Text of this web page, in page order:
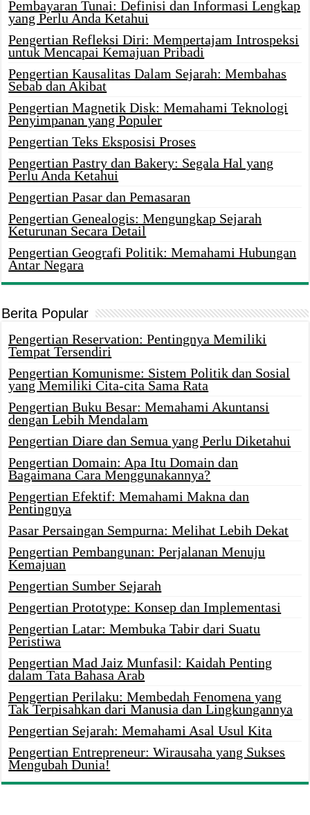
Pembayaran Tunai: Definisi dan Informasi Lengkap
yang Perlu Anda Ketahui
Pengertian Refleksi Diri: Mempertajam Introspeksi
untuk Mencapai Kemajuan Pribadi
Pengertian Kausalitas Dalam Sejarah: Membahas
Sebab dan Akibat
Pengertian Magnetik Disk: Memahami Teknologi
Penyimpanan yang Populer
Pengertian Teks Eksposisi Proses
Pengertian Pastry dan Bakery: Segala Hal yang
Perlu Anda Ketahui
Pengertian Pasar dan Pemasaran
Pengertian Genealogis: Mengungkap Sejarah
Keturunan Secara Detail
Pengertian Geografi Politik: Memahami Hubungan
Antar Negara
Berita Popular
Pengertian Reservation: Pentingnya Memiliki
Tempat Tersendiri
Pengertian Komunisme: Sistem Politik dan Sosial
yang Memiliki Cita-cita Sama Rata
Pengertian Buku Besar: Memahami Akuntansi
dengan Lebih Mendalam
Pengertian Diare dan Semua yang Perlu Diketahui
Pengertian Domain: Apa Itu Domain dan
Bagaimana Cara Menggunakannya?
Pengertian Efektif: Memahami Makna dan
Pentingnya
Pasar Persaingan Sempurna: Melihat Lebih Dekat
Pengertian Pembangunan: Perjalanan Menuju
Kemajuan
Pengertian Sumber Sejarah
Pengertian Prototype: Konsep dan Implementasi
Pengertian Latar: Membuka Tabir dari Suatu
Peristiwa
Pengertian Mad Jaiz Munfasil: Kaidah Penting
dalam Tata Bahasa Arab
Pengertian Perilaku: Membedah Fenomena yang
Tak Terpisahkan dari Manusia dan Lingkungannya
Pengertian Sejarah: Memahami Asal Usul Kita
Pengertian Entrepreneur: Wirausaha yang Sukses
Mengubah Dunia!